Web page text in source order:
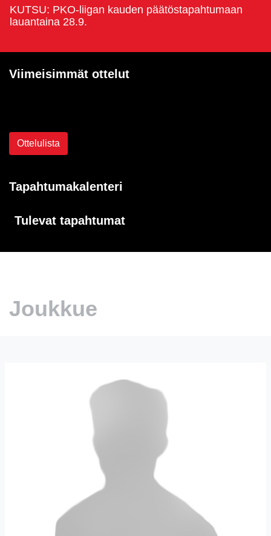
KUTSU: PKO-liigan kauden päätöstapahtumaan
lauantaina 28.9.
Viimeisimmät ottelut
Ottelulista
Tapahtumakalenteri
Tulevat tapahtumat
Joukkue